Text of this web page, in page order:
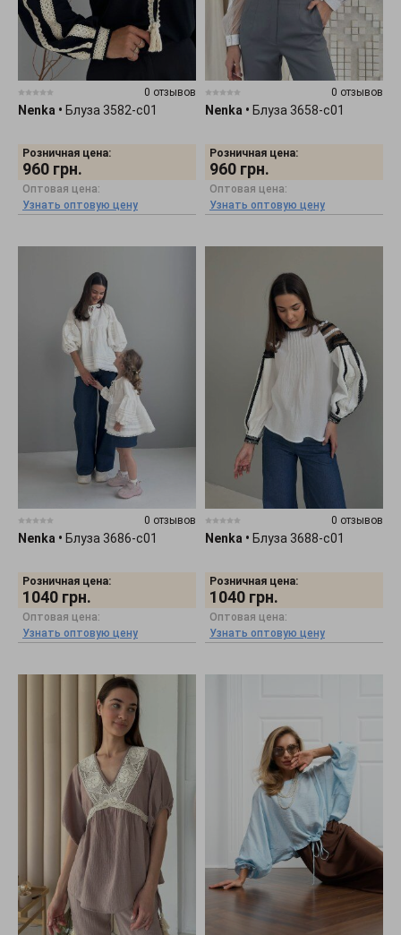
0 отзывов
Nenka • Блуза 3582-c01
Розничная цена:
960 грн.
Оптовая цена:
Узнать оптовую цену
0 отзывов
Nenka • Блуза 3658-c01
Розничная цена:
960 грн.
Оптовая цена:
Узнать оптовую цену
0 отзывов
Nenka • Блуза 3686-c01
Розничная цена:
1040 грн.
Оптовая цена:
Узнать оптовую цену
0 отзывов
Nenka • Блуза 3688-c01
Розничная цена:
1040 грн.
Оптовая цена:
Узнать оптовую цену